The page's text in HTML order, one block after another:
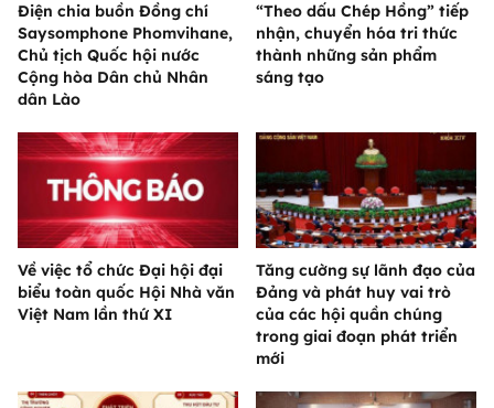
Điện chia buồn Đồng chí
Saysomphone Phomvihane,
Chủ tịch Quốc hội nước
Cộng hòa Dân chủ Nhân
dân Lào
“Theo dấu Chép Hồng” tiếp
nhận, chuyển hóa tri thức
thành những sản phẩm
sáng tạo
Về việc tổ chức Đại hội đại
biểu toàn quốc Hội Nhà văn
Việt Nam lần thứ XI
Tăng cường sự lãnh đạo của
Đảng và phát huy vai trò
của các hội quần chúng
trong giai đoạn phát triển
mới